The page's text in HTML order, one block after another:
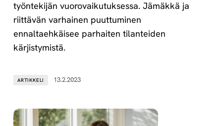
työntekijän vuorovaikutuksessa. Jämäkkä ja
riittävän varhainen puuttuminen
ennaltaehkäisee parhaiten tilanteiden
kärjistymistä.
ARTIKKELI 13.2.2023